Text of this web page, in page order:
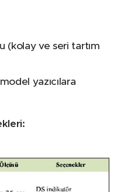
(kolay ve seri tartım
yazıcılara